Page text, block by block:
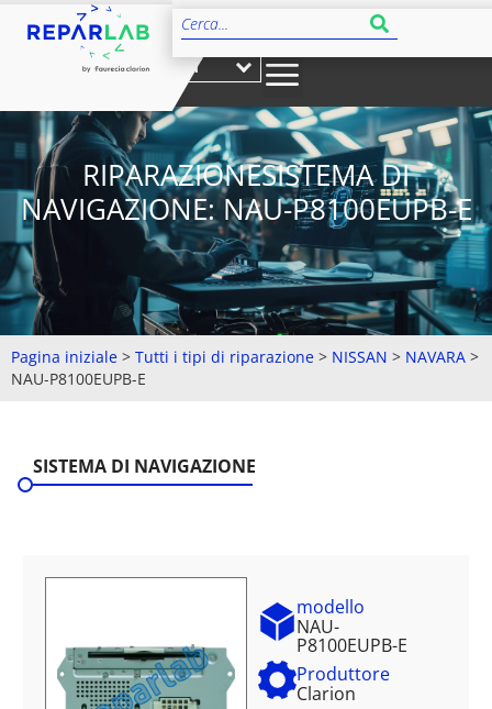
IT
RIPARAZIONESISTEMA DI
NAVIGAZIONE: NAU-P8100EUPB-E
Pagina iniziale > Tutti i tipi di riparazione > NISSAN > NAVARA >
NAU-P8100EUPB-E
SISTEMA DI NAVIGAZIONE
modello
NAU-
P8100EUPB-E
Produttore
Clarion